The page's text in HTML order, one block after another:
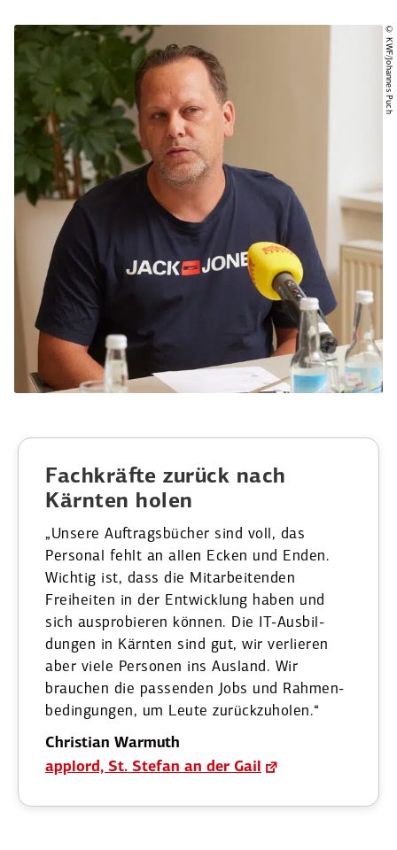
© KWF/Johannes Puch
Fachkräfte zurück nach
Kärnten holen
„Unsere Auftrags­bücher sind voll, das
Personal fehlt an allen ­Ecken und Enden.
Wichtig ist, dass die Mitar­bei­tenden
Freiheiten in der Entwicklung haben und
sich auspro­bieren können. Die IT-Ausbil­
dungen in Kärnten sind gut, wir verlieren
aber viele Personen ins Ausland. Wir
brauchen die passenden Jobs und Rahmen­
be­din­gungen, um Leute zurück­zu­holen.“
Christian Warmuth
applord, St. Stefan an der Gail